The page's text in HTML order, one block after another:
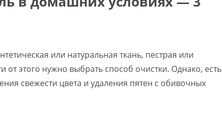
или натуральная ткань, пестрая или
от этого нужно выбрать способ очистки. Однако, есть
свежести цвета и удаления пятен с обивочных